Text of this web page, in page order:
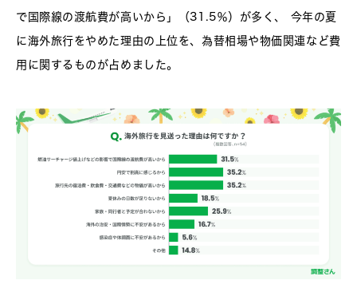
で国際線の渡航費が高いから」（31.5％）が多く、 今年の夏
に海外旅行をやめた理由の上位を、為替相場や物価関連など費
用に関するものが占めました。